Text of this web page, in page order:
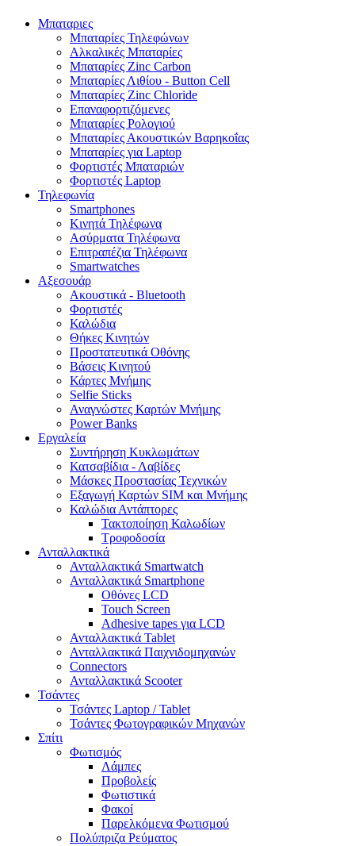
Μπαταριες
Μπαταρίες Τηλεφώνων
Αλκαλικές Μπαταρίες
Μπαταρίες Zinc Carbon
Μπαταρίες Λιθίου - Button Cell
Μπαταρίες Zinc Chloride
Επαναφορτιζόμενες
Μπαταρίες Ρολογιού
Μπαταρίες Ακουστικών Βαρηκοΐας
Μπαταρίες για Laptop
Φορτιστές Μπαταριών
Φορτιστές Laptop
Τηλεφωνία
Smartphones
Κινητά Τηλέφωνα
Ασύρματα Τηλέφωνα
Επιτραπέζια Τηλέφωνα
Smartwatches
Αξεσουάρ
Ακουστικά - Bluetooth
Φορτιστές
Καλώδια
Θήκες Κινητών
Προστατευτικά Οθόνης
Βάσεις Κινητού
Κάρτες Μνήμης
Selfie Sticks
Αναγνώστες Καρτών Μνήμης
Power Banks
Εργαλεία
Συντήρηση Κυκλωμάτων
Κατσαβίδια - Λαβίδες
Μάσκες Προστασίας Τεχνικών
Εξαγωγή Καρτών SIM και Μνήμης
Καλώδια Αντάπτορες
Τακτοποίηση Καλωδίων
Τροφοδοσία
Ανταλλακτικά
Ανταλλακτικά Smartwatch
Ανταλλακτικά Smartphone
Οθόνες LCD
Touch Screen
Adhesive tapes για LCD
Ανταλλακτικά Tablet
Ανταλλακτικά Παιχνιδομηχανών
Connectors
Ανταλλακτικά Scooter
Τσάντες
Τσάντες Laptop / Tablet
Τσάντες Φωτoγραφικών Μηχανών
Σπίτι
Φωτισμός
Λάμπες
Προβολείς
Φωτιστικά
Φακοί
Παρελκόμενα Φωτισμού
Πολύπριζα Ρεύματος